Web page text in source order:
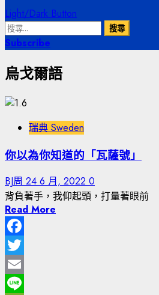
Light/Dark Button
搜
尋
鍵
Subscribe
烏戈爾語
瑞典 Sweden
你以為你知道的「瓦薩號」
BJ周 24 6 月, 2022 0
背負著手，我仰起頭，打量著眼前
Read More
Facebook
Twitter
Email